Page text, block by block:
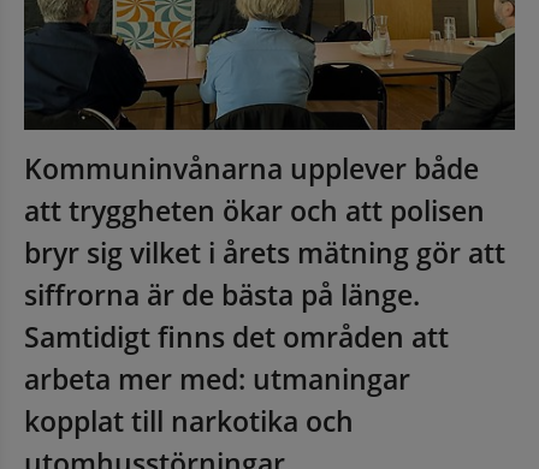
Kommuninvånarna upplever både
att tryggheten ökar och att polisen
bryr sig vilket i årets mätning gör att
siffrorna är de bästa på länge.
Samtidigt finns det områden att
arbeta mer med: utmaningar
kopplat till narkotika och